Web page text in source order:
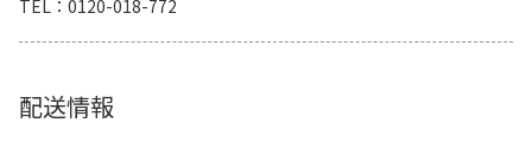
TEL
0120-018-772
配送情報